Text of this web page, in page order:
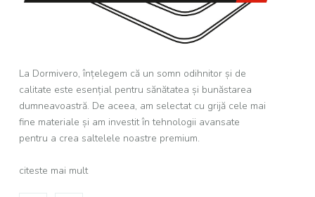
La Dormivero, înțelegem că un somn odihnitor și de
calitate este esențial pentru sănătatea și bunăstarea
dumneavoastră. De aceea, am selectat cu grijă cele mai
fine materiale și am investit în tehnologii avansate
pentru a crea saltelele noastre premium.
citeste mai mult